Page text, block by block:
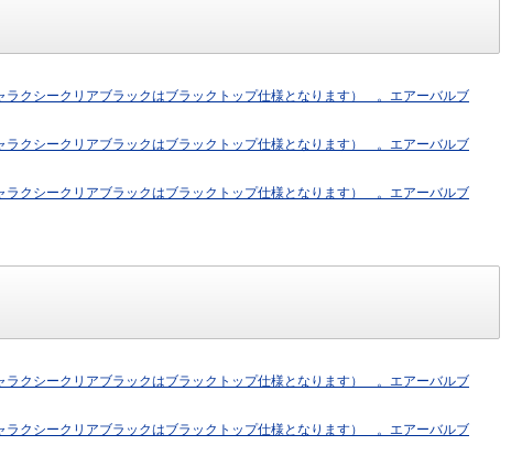
クシークリアブラックはブラックトップ仕様となります） 。エアーバルブ
クシークリアブラックはブラックトップ仕様となります） 。エアーバルブ
クシークリアブラックはブラックトップ仕様となります） 。エアーバルブ
クシークリアブラックはブラックトップ仕様となります） 。エアーバルブ
クシークリアブラックはブラックトップ仕様となります） 。エアーバルブ